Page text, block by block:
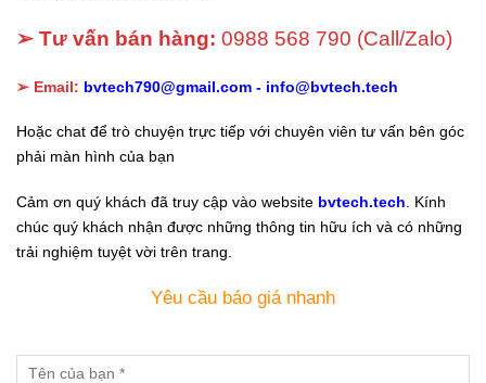
➢ Tư vấn bán hàng: 0988 568 790 (Call/Zalo)
➢ Email: bvtech790@gmail.com - info@bvtech.tech
Hoặc chat để trò chuyện trực tiếp với chuyên viên tư vấn bên góc
phải màn hình của bạn
Cảm ơn quý khách đã truy cập vào website bvtech.tech . Kính
chúc quý khách nhận được những thông tin hữu ích và có những
trải nghiệm tuyệt vời trên trang.
Yêu cầu báo giá nhanh